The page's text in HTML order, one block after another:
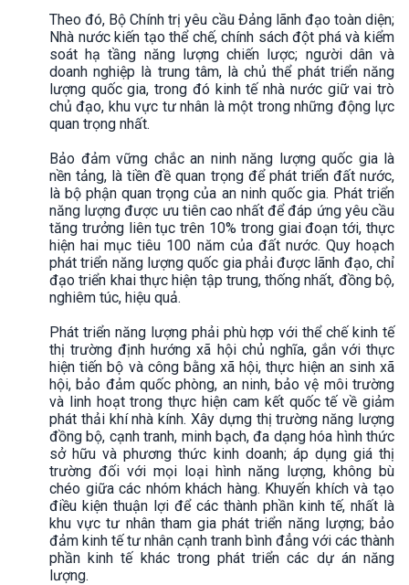
Theo đó, Bộ Chính trị yêu cầu Đảng lãnh đạo toàn diện;
Nhà nước kiến tạo thể chế, chính sách đột phá và kiểm
soát hạ tầng năng lượng chiến lược; người dân và
doanh nghiệp là trung tâm, là chủ thể phát triển năng
lượng quốc gia, trong đó kinh tế nhà nước giữ vai trò
chủ đạo, khu vực tư nhân là một trong những động lực
quan trọng nhất.
Bảo đảm vững chắc an ninh năng lượng quốc gia là
nền tảng, là tiền đề quan trọng để phát triển đất nước,
là bộ phận quan trọng của an ninh quốc gia. Phát triển
năng lượng được ưu tiên cao nhất để đáp ứng yêu cầu
tăng trưởng liên tục trên 10% trong giai đoạn tới, thực
hiện hai mục tiêu 100 năm của đất nước. Quy hoạch
phát triển năng lượng quốc gia phải được lãnh đạo, chỉ
đạo triển khai thực hiện tập trung, thống nhất, đồng bộ,
nghiêm túc, hiệu quả.
Phát triển năng lượng phải phù hợp với thể chế kinh tế
thị trường định hướng xã hội chủ nghĩa, gắn với thực
hiện tiến bộ và công bằng xã hội, thực hiện an sinh xã
hội, bảo đảm quốc phòng, an ninh, bảo vệ môi trường
và linh hoạt trong thực hiện cam kết quốc tế về giảm
phát thải khí nhà kính. Xây dựng thị trường năng lượng
đồng bộ, cạnh tranh, minh bạch, đa dạng hóa hình thức
sở hữu và phương thức kinh doanh; áp dụng giá thị
trường đối với mọi loại hình năng lượng, không bù
chéo giữa các nhóm khách hàng. Khuyến khích và tạo
điều kiện thuận lợi để các thành phần kinh tế, nhất là
khu vực tư nhân tham gia phát triển năng lượng; bảo
đảm kinh tế tư nhân cạnh tranh bình đẳng với các thành
phần kinh tế khác trong phát triển các dự án năng
lượng.